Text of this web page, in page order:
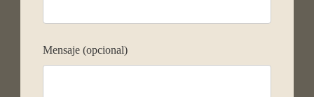
Mensaje (opcional)